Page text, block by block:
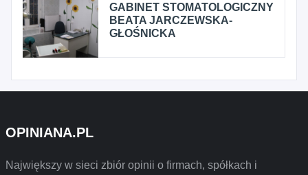
GABINET STOMATOLOGICZNY
BEATA JARCZEWSKA-
GŁOŚNICKA
OPINIANA.PL
Największy w sieci zbiór opinii o firmach, spółkach i